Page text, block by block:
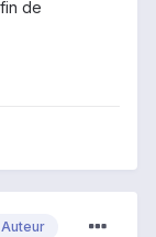
de
Auteur